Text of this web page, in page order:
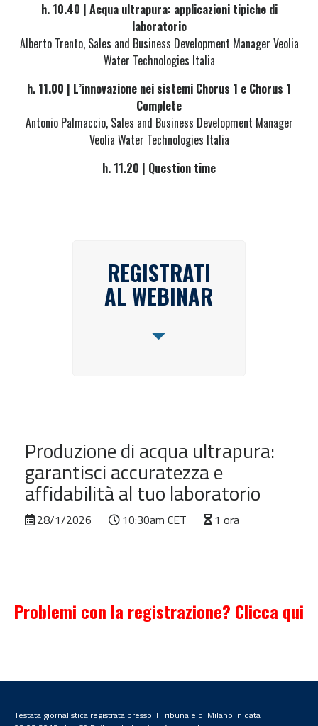
h. 10.40 | Acqua ultrapura: applicazioni tipiche di
laboratorio
Alberto Trento, Sales and Business Development Manager Veolia
Water Technologies Italia
h. 11.00 | L’innovazione nei sistemi Chorus 1 e Chorus 1
Complete
Antonio Palmaccio, Sales and Business Development Manager
Veolia Water Technologies Italia
h. 11.20 | Question time
REGISTRATI
AL WEBINAR
Produzione di acqua ultrapura:
garantisci accuratezza e
affidabilità al tuo laboratorio
28/1/2026 10:30am CET 1 ora
Problemi con la registrazione? Clicca qui
Testata giornalistica registrata presso il Tribunale di Milano in data